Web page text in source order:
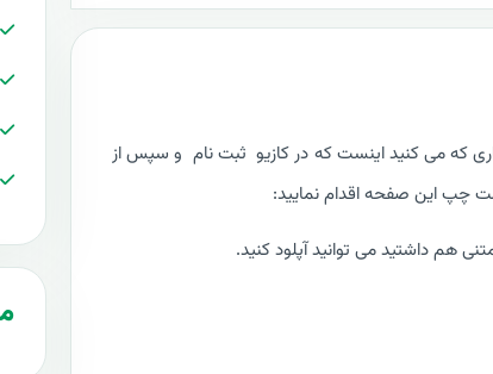
که می کنید اینست که در کازیو ثبت نام و سپس از
چپ این صفحه اقدام نمایید: